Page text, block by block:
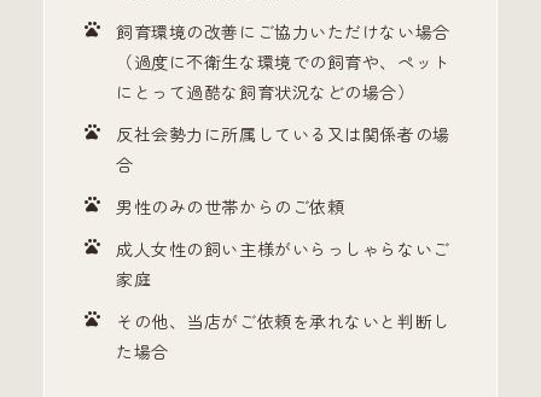
飼育環境の改善にご協力いただけない場合
（過度に不衛生な環境での飼育や、ペット
にとって過酷な飼育状況などの場合）
反社会勢力に所属している又は関係者の場
合
男性のみの世帯からのご依頼
成人女性の飼い主様がいらっしゃらないご
家庭
その他、当店がご依頼を承れないと判断し
た場合